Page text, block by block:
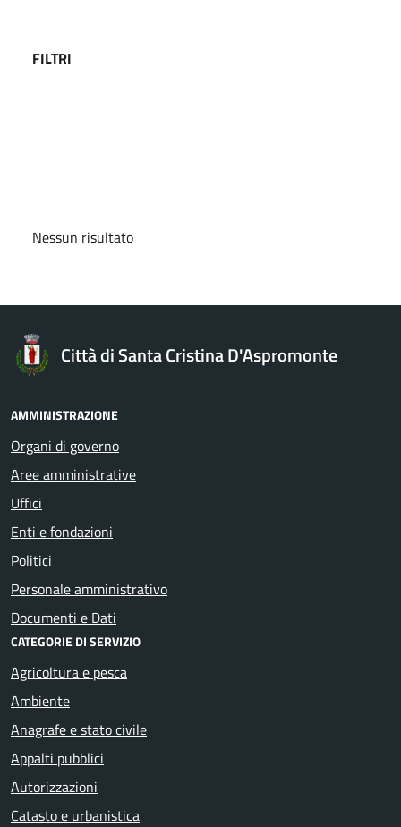
FILTRI
Nessun risultato
Città di Santa Cristina D'Aspromonte
AMMINISTRAZIONE
Organi di governo
Aree amministrative
Uffici
Enti e fondazioni
Politici
Personale amministrativo
Documenti e Dati
CATEGORIE DI SERVIZIO
Agricoltura e pesca
Ambiente
Anagrafe e stato civile
Appalti pubblici
Autorizzazioni
Catasto e urbanistica